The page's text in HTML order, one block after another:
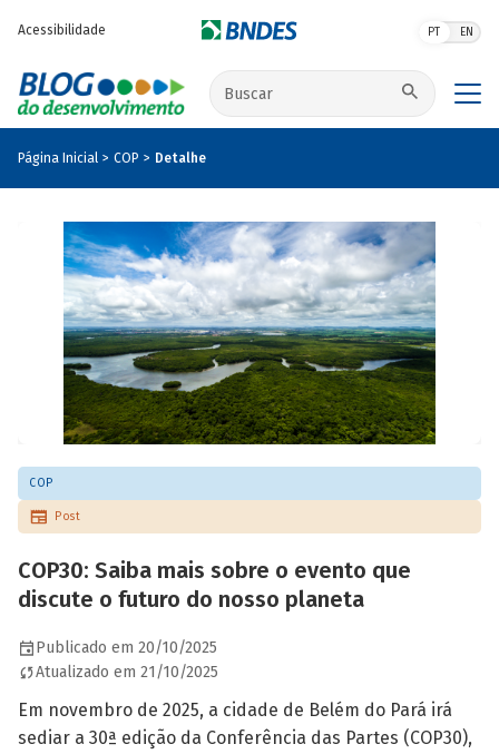
Acessibilidade PT EN
Buscar no site
Página Inicial COP Detalhe
COP
Post
COP30: Saiba mais sobre o evento que
discute o futuro do nosso planeta
Publicado em 20/10/2025
Atualizado em 21/10/2025
Em novembro de 2025, a cidade de Belém do Pará irá
sediar a 30ª edição da Conferência das Partes (COP30),